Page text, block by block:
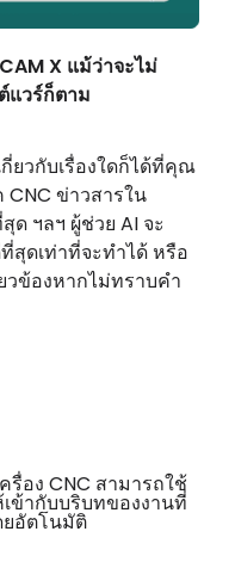
X แม้ว่าจะไม่
แวร์ก็ตาม
ยวกับเรื่องใดก็ได้ที่คุณ
CNC ข่าวสารใน
ฯลฯ ผู้ช่วย AI จะ
ดเท่าที่จะทำได้ หรือ
ข้องหากไม่ทราบคำ
รื่อง CNC สามารถใช้
ข้ากับบริบทของงานที่
ยอัตโนมัติ